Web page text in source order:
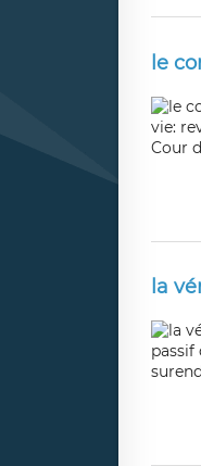
le
la